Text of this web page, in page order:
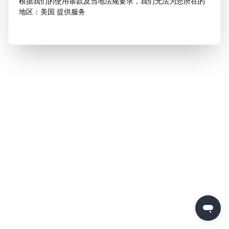
地区：美国 提供服务